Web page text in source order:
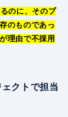
のに、そのプ
のものであっ
理由で不採用
クトで担当